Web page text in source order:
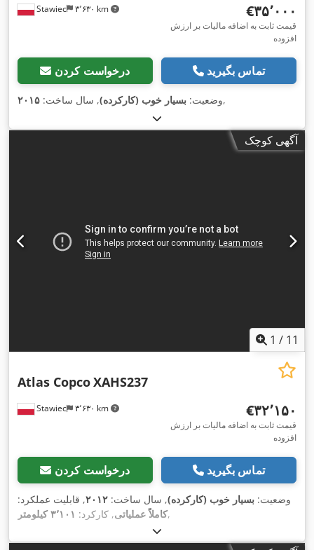
Stawiec ۳٬۶۳۰ km ‎€۳۵٬۰۰۰
قیمت ثابت به اضافه مالیات بر ارزش
افزوده
درخواست کردن تماس بگیرید
وضعیت: بسیار خوب (کارکرده), سال ساخت: ۲۰۱۵ ,
آگهی کوچک
1 / 11
Stawiec ۳٬۶۳۰ km
Atlas CopcoXAHS237
‎€۳۲٬۱۵۰
قیمت ثابت به اضافه مالیات بر ارزش
افزوده
درخواست کردن تماس بگیرید
وضعیت: بسیار خوب (کارکرده), سال ساخت: ۲۰۱۲, قابلیت عملکرد:
کاملاً عملیاتی, کارکرد: ۳٬۱۰۱ کیلومتر ,